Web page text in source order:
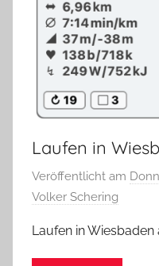
Laufen in
Veröffentlicht am
Volker Schering
Laufen in Wiesbaden